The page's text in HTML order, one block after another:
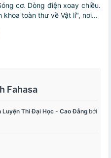
cơ. Dòng điện xoay chiều.
khoa toàn thư về Vật lí", nơi...
Fahasa
Luyện Thi Đại Học - Cao Đẳng bởi